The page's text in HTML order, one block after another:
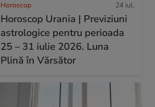
Horoscop 24 iul.
Horoscop Urania | Previziuni
astrologice pentru perioada
25 – 31 iulie 2026. Luna
Plină în Vărsător